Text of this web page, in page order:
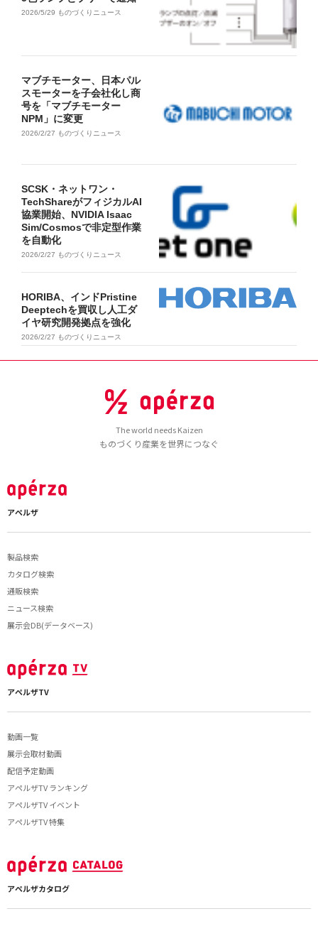
2026/5/29 ものづくりニュース
マブチモーター、日本パル
スモーターを子会社化し商
号を「マブチモーター
NPM」に変更
2026/2/27 ものづくりニュース
SCSK・ネットワン・
TechShareがフィジカルAI
協業開始、NVIDIA Isaac
Sim/Cosmosで非定型作業
を自動化
2026/2/27 ものづくりニュース
HORIBA、インドPristine
Deeptechを買収し人工ダ
イヤ研究開発拠点を強化
2026/2/27 ものづくりニュース
The world needs Kaizen
ものづくり産業を世界につなぐ
アペルザ
製品検索
カタログ検索
通販検索
ニュース検索
展示会DB(データベース)
アペルザTV
動画一覧
展示会取材動画
配信予定動画
アペルザTV ランキング
アペルザTV イベント
アペルザTV 特集
アペルザカタログ